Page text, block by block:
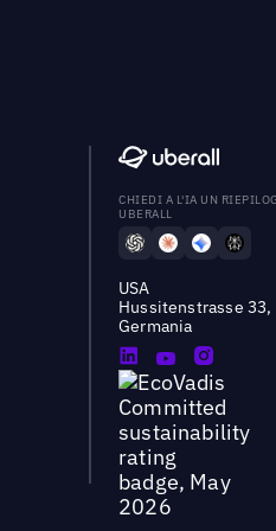
CHIEDI A L'IA UN
UBERALL
USA
Hussitenstrasse 33,
Germania